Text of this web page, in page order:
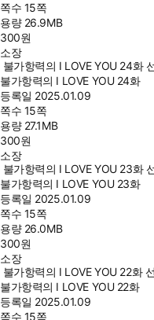
쪽수 15쪽
용량 26.9MB
300원
소장
불가항력의 I LOVE YOU 24화
불가항력의 I LOVE YOU 24화
등록일 2025.01.09
쪽수 15쪽
용량 27.1MB
300원
소장
불가항력의 I LOVE YOU 23화
불가항력의 I LOVE YOU 23화
등록일 2025.01.09
쪽수 15쪽
용량 26.0MB
300원
소장
불가항력의 I LOVE YOU 22화
불가항력의 I LOVE YOU 22화
등록일 2025.01.09
쪽수 15쪽